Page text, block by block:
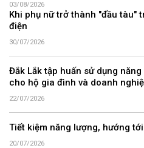
03/08/2026
Khi phụ nữ trở thành "đầu tàu"
điện
30/07/2026
Đắk Lắk tập huấn sử dụng
cho hộ gia đình và doanh
22/07/2026
Tiết kiệm năng lượng, hướng
20/07/2026